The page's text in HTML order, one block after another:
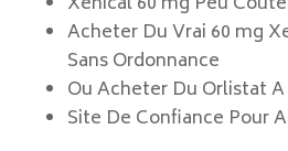
Acheter Du Vrai 60 mg
Sans Ordonnance
Ou Acheter Du Orlistat
Site De Confiance Pour